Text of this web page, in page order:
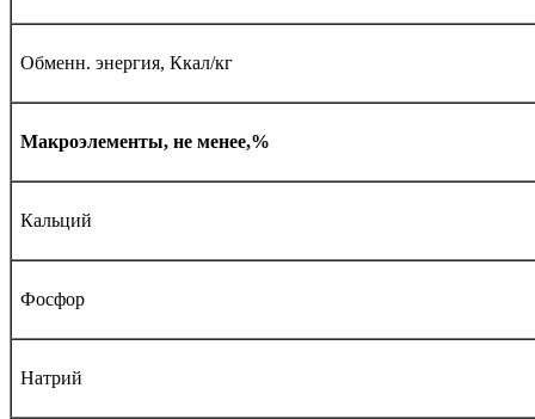
Обменн. энергия, Ккал/кг
Макроэлементы, не менее,%
Кальций
Фосфор
Натрий